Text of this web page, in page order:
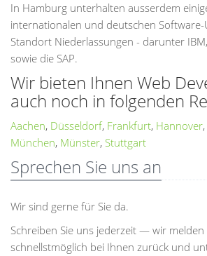
In Hamburg unterhalten ausserdem
internationalen und deutschen
Standort Niederlassungen - darunter
sowie die SAP.
Wir bieten Ihnen Web
auch noch in folgenden
Aachen, Düsseldorf, Frankfurt, Hannover,
München, Münster, Stuttgart
Sprechen Sie uns an
Wir sind gerne für Sie da.
Schreiben Sie uns jederzeit — wir melden
schnellstmöglich bei Ihnen zurück und